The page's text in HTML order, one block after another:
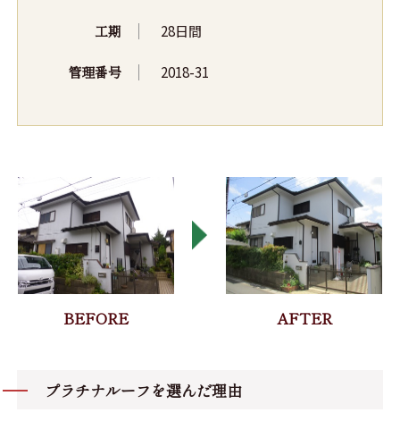
工期 28日間
管理番号 2018-31
プラチナルーフを選んだ理由